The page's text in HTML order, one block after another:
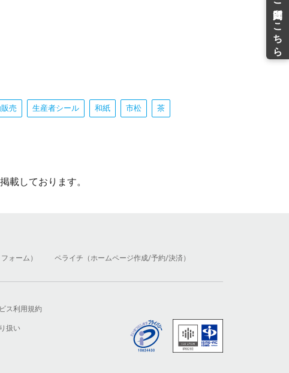
売 生産者シール 和紙 市松 茶
載しております。
ォーム） ペライチ（ホームページ作成/予約/決済）
ス利用規約
扱い